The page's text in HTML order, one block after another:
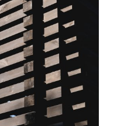
Portugalska.
z rytmu lodních